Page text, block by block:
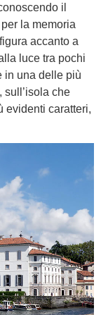
il
la memoria
accanto a
luce tra pochi
in una delle più
sull’isola che
evidenti caratteri,